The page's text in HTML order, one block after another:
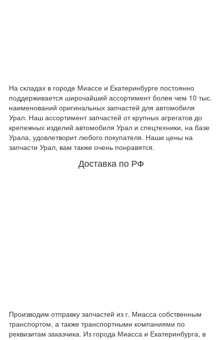
На складах в городе Миассе и Екатеринбурге постоянно
поддерживается широчайший ассортимент более чем 10 тыс.
наименований оригинальных запчастей для автомобиля
Урал. Наш ассортимент запчастей от крупных агрегатов до
крепежных изделий автомобиля Урал и спецтехники, на базе
Урала, удовлетворит любого покупателя. Наши цены на
запчасти Урал, вам также очень понравятся.
Доставка по РФ
Производим отправку запчастей из г. Миасса собственным
транспортом, а также транспортными компаниями по
реквизитам заказчика. Из города Миасса и Екатеринбурга, в